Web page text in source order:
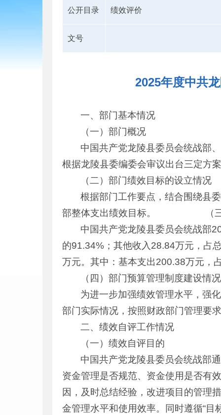
公开目录 绩效评价
文号
2025年度中共
一、部门基本情况
（一）部门概况
中国共产党龙陵县委员会统战部
根据龙陵县委编委会审议出台三定方
（二）部门绩效目标的设立情况
根据部门工作要点，结合围绕县
部整体支出绩效目标。 （三）
中国共产党龙陵县委员会统战部
的91.34%；其他收入28.84万元，占
万元。其中：基本支出200.38万元，
（四）部门预算管理制度建设情况
为进一步加强绩效管理水平，强
部门实际情况，按照财政部门管理要
二、绩效自评工作情况
（一）绩效自评目的
中国共产党龙陵县委员会统战部
资金管理是否规范、资金使用是否有
因，及时总结经验，改进项目的管理
金管理水平和使用效率。同时遵循“